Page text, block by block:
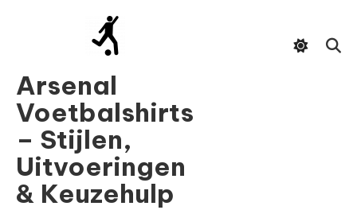
Arsenal
Voetbalshirts
– Stijlen,
Uitvoeringen
& Keuzehulp